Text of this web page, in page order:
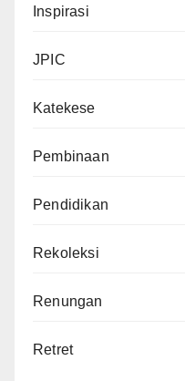
Inspirasi
JPIC
Katekese
Pembinaan
Pendidikan
Rekoleksi
Renungan
Retret